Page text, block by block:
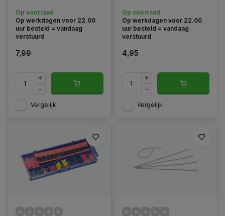
Op voorraad
Op werkdagen voor 22.00
uur besteld = vandaag
verstuurd
7,99
Vergelijk
oorspronkelijke diameter,
waardoor ze strak om de
kabels passen en een
veilige, isolerende laag
Op voorraad
Op werkdagen voor 22.00
uur besteld = vandaag
verstuurd
4,95
Vergelijk